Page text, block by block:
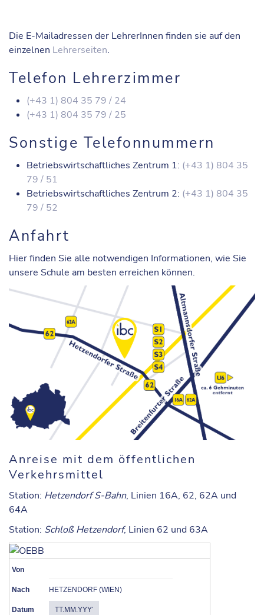
Die E-Mailadressen der LehrerInnen finden sie auf den
einzelnen Lehrerseiten.
Telefon Lehrerzimmer
(+43 1) 804 35 79 / 24
(+43 1) 804 35 79 / 25
Sonstige Telefonnummern
Betriebswirtschaftliches Zentrum 1: (+43 1) 804 35
79 / 51
Betriebswirtschaftliches Zentrum 2: (+43 1) 804 35
79 / 52
Anfahrt
Hier finden Sie alle notwendigen Informationen, wie Sie
unsere Schule am besten erreichen können.
Anreise mit dem öffentlichen
Verkehrsmittel
Station: Hetzendorf S-Bahn, Linien 16A, 62, 62A und
64A
Station: Schloß Hetzendorf, Linien 62 und 63A
Von
Nach HETZENDORF (WIEN)
Datum